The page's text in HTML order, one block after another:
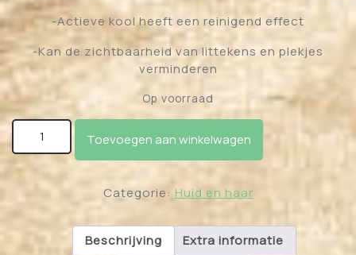
-Actieve kool heeft een reinigend effect
-Kan de zichtbaarheid van littekens en plekjes
verminderen
Op voorraad
Toevoegen aan winkelwagen
Categorie: Huid en haar
Beschrijving
Extra informatie